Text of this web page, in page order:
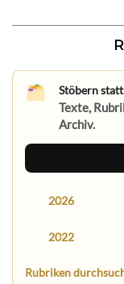
Stöbern
Texte,
Archiv.
2026
2022
Rubriken